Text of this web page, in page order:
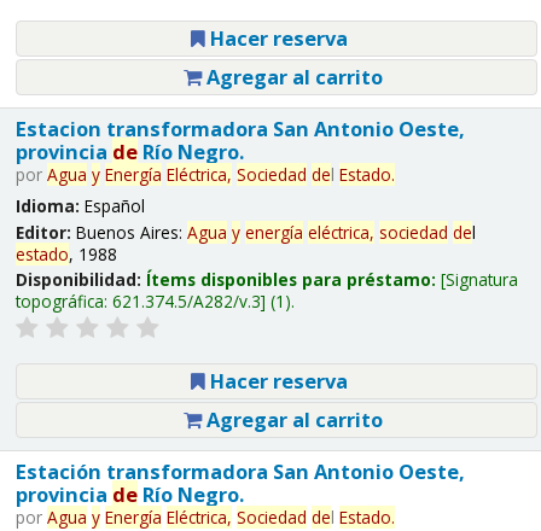
Hacer reserva
Agregar al carrito
Estacion transformadora San Antonio Oeste,
provincia deRío Negro.
por Agua y Energía Eléctrica, Sociedad del Estado.
Idioma: Español
Editor: Buenos Aires: Agua y energía eléctrica, sociedad del
estado, 1988
Disponibilidad: Ítems disponibles para préstamo: Signatura
topográfica: 621.374.5/A282/v.3 (1).
Hacer reserva
Agregar al carrito
Estación transformadora San Antonio Oeste,
provincia deRío Negro.
por Agua y Energía Eléctrica, Sociedad del Estado.